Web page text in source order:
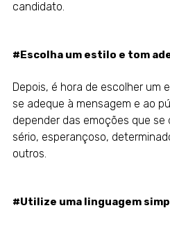
candidato.
#Escolha um estilo e tom
Depois, é hora de escolher um
se adeque à mensagem e ao
depender das emoções que
sério, esperançoso,
outros.
#Utilize uma linguagem